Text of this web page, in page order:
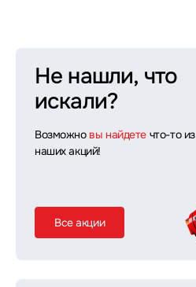
Не нашли, что
искали?
Возможно вы найдете что-то из
наших акций!
Все акции